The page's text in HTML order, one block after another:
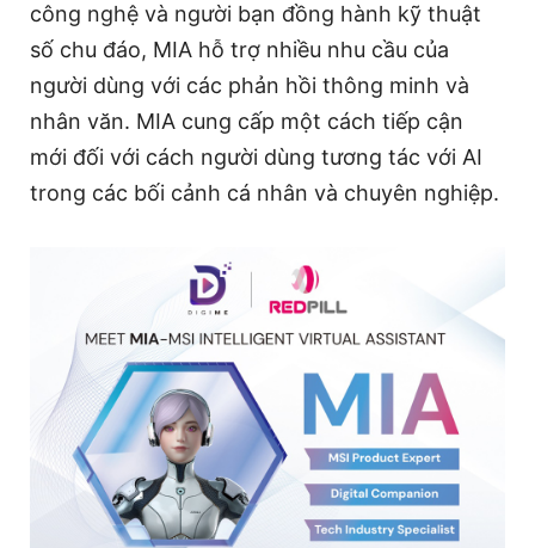
công nghệ và người bạn đồng hành kỹ thuật
số chu đáo, MIA hỗ trợ nhiều nhu cầu của
người dùng với các phản hồi thông minh và
nhân văn. MIA cung cấp một cách tiếp cận
mới đối với cách người dùng tương tác với AI
trong các bối cảnh cá nhân và chuyên nghiệp.